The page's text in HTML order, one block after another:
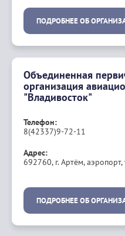
ПОДРОБНЕЕ ОБ
Объединенная
организация
"Владивосток"
Телефон:
8(42337)9-72-11
Адрес:
692760, г. Артём,
ПОДРОБНЕЕ ОБ